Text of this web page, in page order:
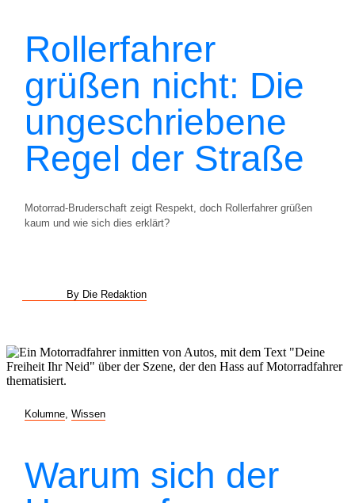
Rollerfahrer
grüßen nicht: Die
ungeschriebene
Regel der Straße
Motorrad-Bruderschaft zeigt Respekt, doch Rollerfahrer grüßen
kaum und wie sich dies erklärt?
By Die Redaktion
Kolumne Wissen
Warum sich der